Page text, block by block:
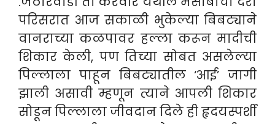
परिसरात आज सकाळी भुकेल्या बिबट्याने
वानराच्या कळपावर हल्ला करून मादीची
शिकार केली, पण तिच्या सोबत असलेल्या
पिल्लाला पाहून बिबट्यातील ‘आई’ जागी
झाली असावी म्हणून त्याने आपली शिकार
सोडून पिल्लाला जीवदान दिले ही हृदयस्पर्शी